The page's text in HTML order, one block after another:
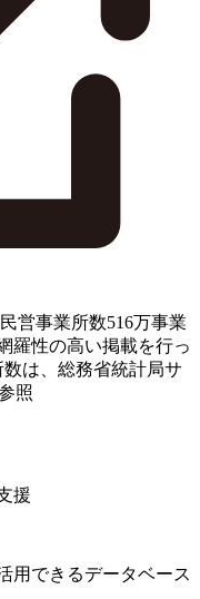
営事業所数516万事業
羅性の高い掲載を行っ
は、総務省統計局サ
照
援
用できるデータベース